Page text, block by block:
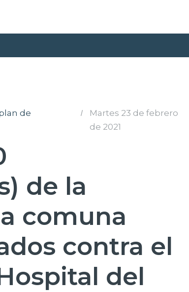
de
I
Martes 23 de febrero
de 2021
de la
comuna
contra el
del